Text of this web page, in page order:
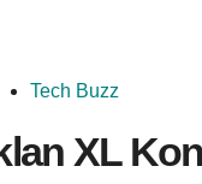
Tech Buzz
XL